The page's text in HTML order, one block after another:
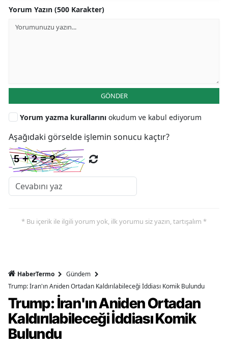
Yorum Yazın (500 Karakter)
GÖNDER
Yorum yazma kurallarını okudum ve kabul ediyorum
Aşağıdaki görselde işlemin sonucu kaçtır?
* Bu içerik ile ilgili yorum yok, ilk yorumu siz yazın, tartışalım *
HaberTermo
Gündem
Trump: İran'ın Aniden Ortadan Kaldırılabileceği İddiası Komik Bulundu
Trump: İran'ın Aniden Ortadan
Kaldırılabileceği İddiası Komik
Bulundu